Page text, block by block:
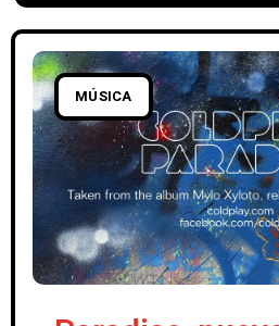
productor y compositor
tunecino Mehdi Favéris-
conocido como DJ
discográfica Ed Banger
MÚSICA